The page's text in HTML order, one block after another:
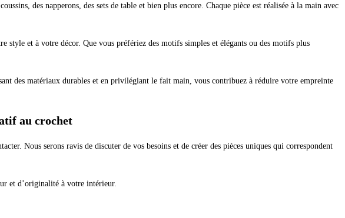
des napperons, des sets de table et bien plus encore. Chaque pièce est réalisée à la main avec
style et à votre décor. Que vous préfériez des motifs simples et élégants ou des motifs plus
des matériaux durables et en privilégiant le fait main, vous contribuez à réduire votre empreinte
au crochet
Nous serons ravis de discuter de vos besoins et de créer des pièces uniques qui correspondent
et d’originalité à votre intérieur.